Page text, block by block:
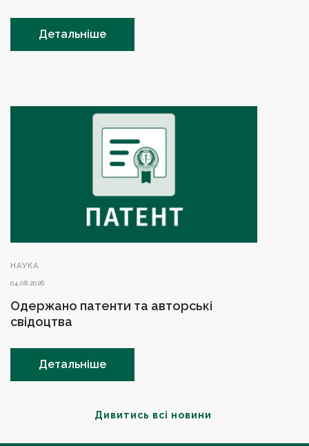
Дивитись всі новини
Детальніше
НАУКА
04.08.2026
Одержано патенти та авторські
свідоцтва
Детальніше